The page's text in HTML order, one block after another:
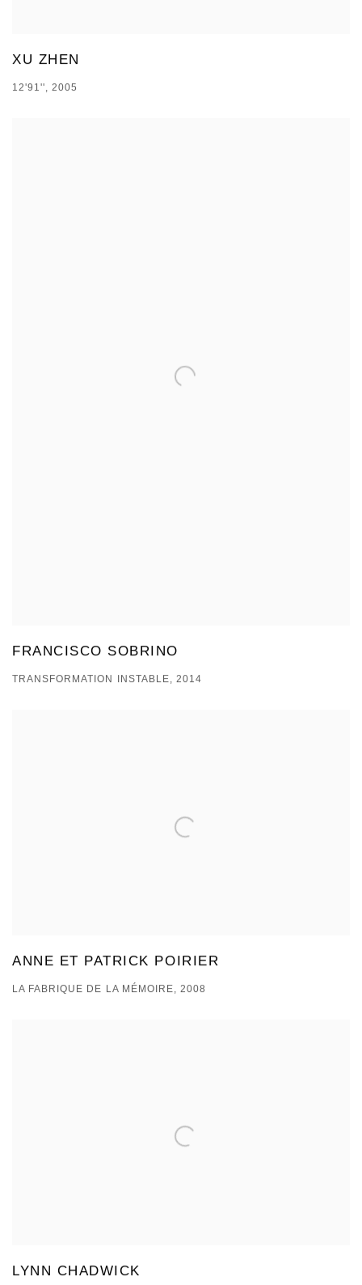
XU ZHEN
12'91'', 2005
FRANCISCO SOBRINO
TRANSFORMATION INSTABLE, 2014
ANNE ET PATRICK POIRIER
LA FABRIQUE DE LA MÉMOIRE, 2008
LYNN CHADWICK